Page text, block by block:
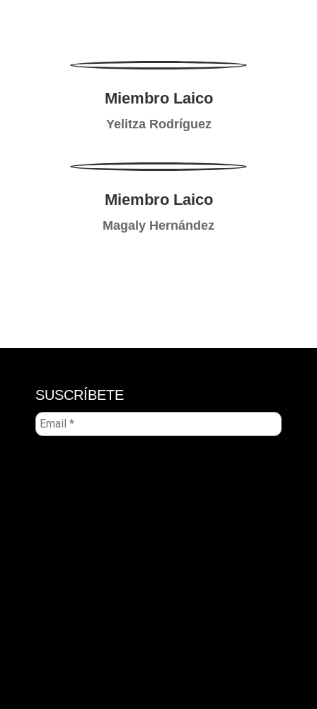
Miembro Laico
Yelitza Rodríguez
Miembro Laico
Magaly Hernández
SUSCRÍBETE
Email
*